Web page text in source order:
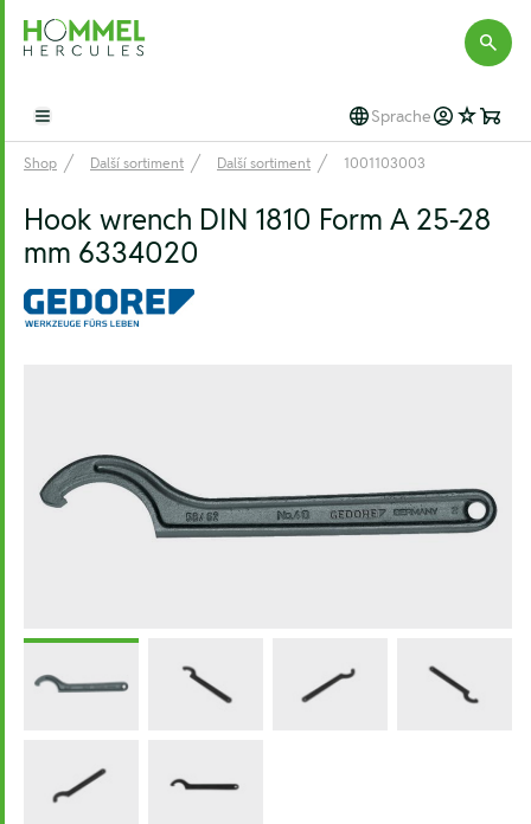
Hommel Hercules
Open main menu Sprache
Shop Další sortiment Další sortiment 1001103003
Hook wrench DIN 1810 Form A 25-28
mm 6334020